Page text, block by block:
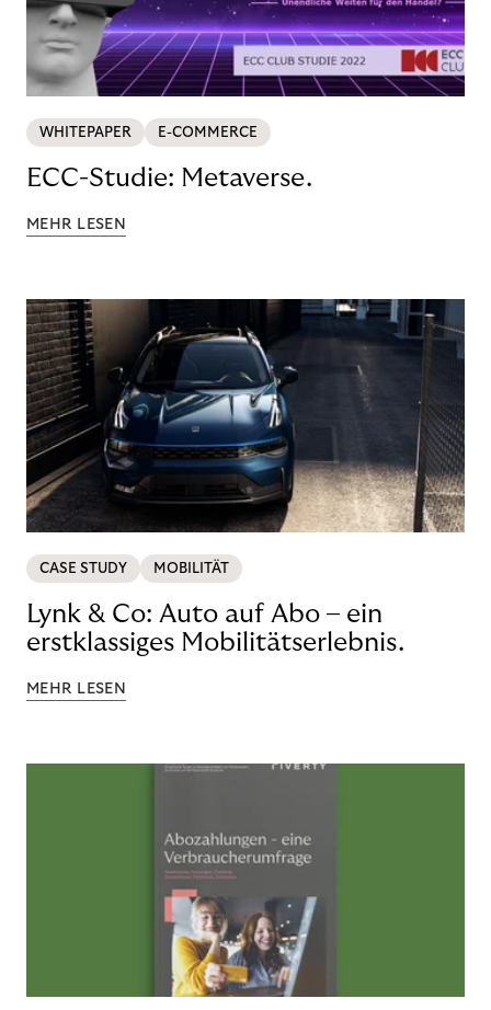
WHITEPAPER E-COMMERCE
ECC-Studie: Metaverse.
MEHR LESEN
CASE STUDY MOBILITÄT
Lynk & Co: Auto auf Abo – ein
erstklassiges Mobilitätserlebnis.
MEHR LESEN